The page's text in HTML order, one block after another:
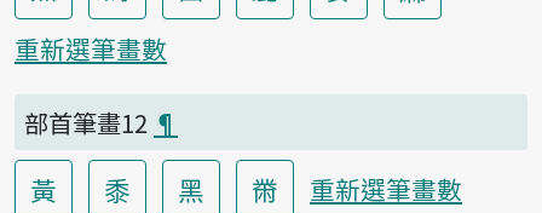
重新選筆畫數
部首筆畫12 ¶
黃 黍 黑 黹 重新選筆畫數